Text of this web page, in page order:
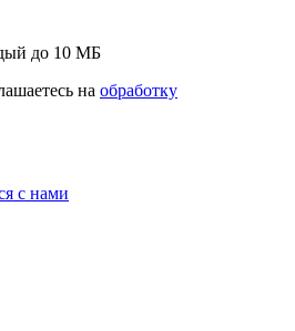
до 10 МБ
на обработку
с нами